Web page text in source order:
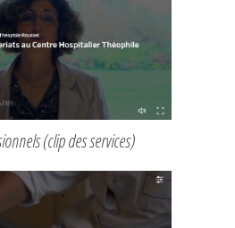
(clip des services)